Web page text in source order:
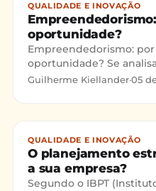
QUALIDADE E INOVAÇÃO
oportunidade?
Empreendedorismo:
oportunidade? Se
comportamental dos
Guilherme Kiellander·05
QUALIDADE E INOVAÇÃO
O planejamento
a sua empresa?
Segundo o IBPT